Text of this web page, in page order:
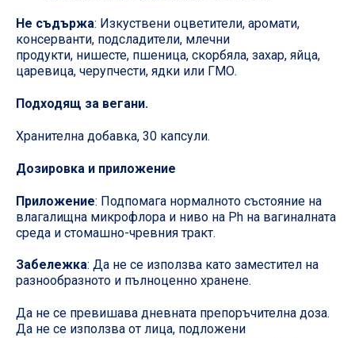
Не съдържа: Изкуствени оцветители, аромати,
консерванти, подсладители, млечни
продукти, нишесте, пшеница, скорбяла, захар, яйца,
царевица, черупчести, ядки или ГМО.
Подходящ за вегани.
Хранителна добавка, 30 капсули.
Дозировка и приложение
Приложение: Подпомага нормалното състояние на
влагалищна микрофлора и ниво на Ph на вагиналната
среда и стомашно-чревния тракт.
Забележка: Да не се използва като заместител на
разнообразното и пълноценно хранене.
Да не се превишава дневната препоръчителна доза.
Да не се използва от лица, подложени